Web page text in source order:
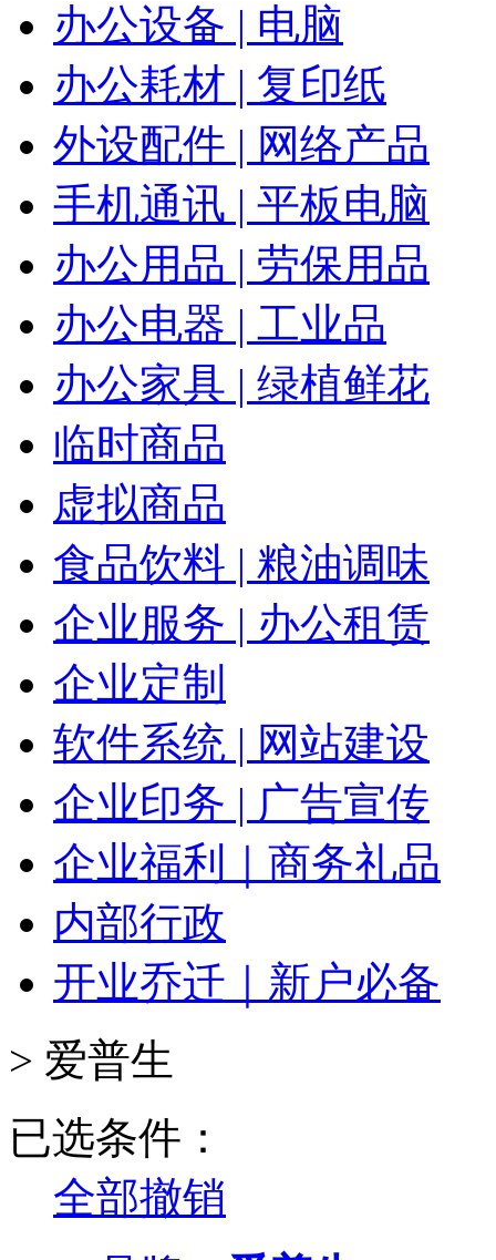
办公设备 | 电脑
办公耗材 | 复印纸
外设配件 | 网络产品
手机通讯 | 平板电脑
办公用品 | 劳保用品
办公电器 | 工业品
办公家具 | 绿植鲜花
临时商品
虚拟商品
食品饮料 | 粮油调味
企业服务 | 办公租赁
企业定制
软件系统 | 网站建设
企业印务 | 广告宣传
企业福利｜商务礼品
内部行政
开业乔迁｜新户必备
> 爱普生
已选条件：
全部撤销